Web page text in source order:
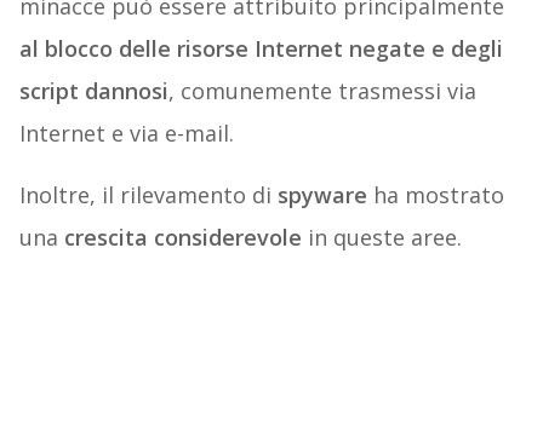
al blocco delle risorse Internet negate e degli
script dannosi, comunemente trasmessi via
Internet e via e-mail.
Inoltre, il rilevamento di spyware ha mostrato
una crescita considerevole in queste aree.